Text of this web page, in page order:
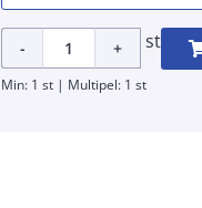
- + st
Min: 1 st | Multipel: 1 st